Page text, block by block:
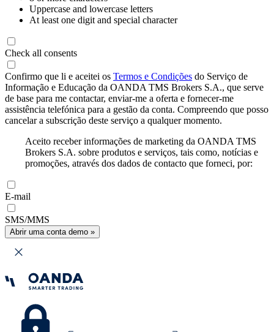
Uppercase and lowercase letters
At least one digit and special character
Check all consents
Confirmo que li e aceitei os Termos e Condições do Serviço de
Informação e Educação da OANDA TMS Brokers S.A., que serve
de base para me contactar, enviar-me a oferta e fornecer-me
assistência telefónica para a gestão da conta. Compreendo que posso
cancelar a subscrição deste serviço a qualquer momento.
Aceito receber informações de marketing da OANDA TMS
Brokers S.A. sobre produtos e serviços, tais como, notícias e
promoções, através dos dados de contacto que forneci, por:
E-mail
SMS/MMS
Abrir uma conta demo »